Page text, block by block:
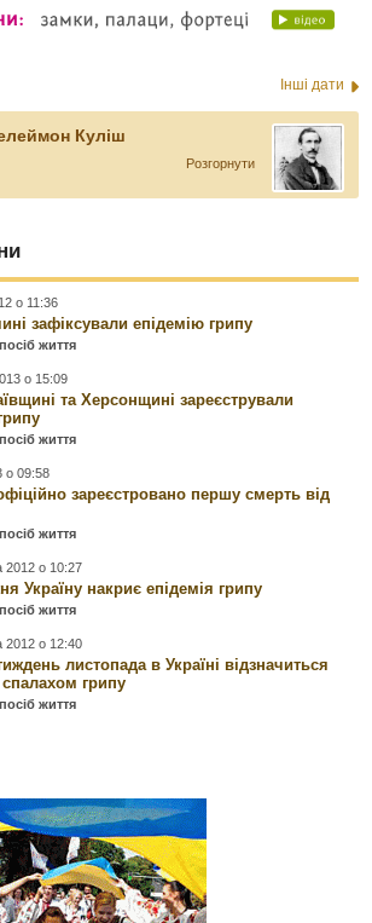
Інші дати
Куліш
Розгорнути
о 11:36
зафіксували епідемію грипу
життя
о 15:09
та Херсонщині зареєстрували
життя
о 09:58
зареєстровано першу смерть від
життя
2012 о 10:27
Україну накриє епідемія грипу
життя
2012 о 12:40
листопада в Україні відзначиться
грипу
життя